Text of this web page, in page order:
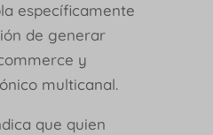
específicamente
de generar
y
multicanal.
que quien